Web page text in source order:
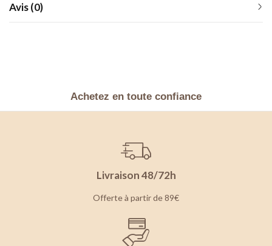
Avis (0)
Achetez en toute confiance
Livraison 48/72h
Offerte à partir de 89€